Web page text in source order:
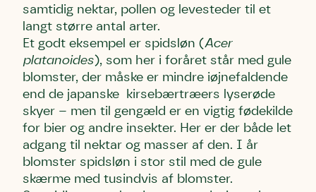
samtidig nektar, pollen og levesteder til et
langt større antal arter.
Et godt eksempel er spidsløn (Acer
platanoides), som her i foråret står med gule
blomster, der måske er mindre iøjnefaldende
end de japanske kirsebærtræers lyserøde
skyer – men til gengæld er en vigtig fødekilde
for bier og andre insekter. Her er der både let
adgang til nektar og masser af den. I år
blomster spidsløn i stor stil med de gule
skærme med tusindvis af blomster.
Efternavn
Email
Telefon
Danmarks Naturfredningsforening må gerne kontakte
Efternavn
Email
Telefon
Danmarks Naturfredningsforening må gerne kontakte
Efternavn
Email
Telefon
Danmarks Naturfredningsforening må gerne kontakte